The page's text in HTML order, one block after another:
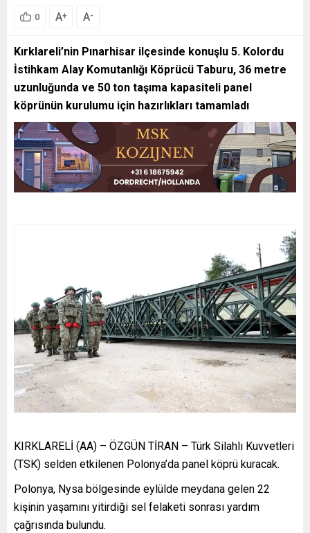
0 A+ A-
Kırklareli’nin Pınarhisar ilçesinde konuşlu 5. Kolordu
İstihkam Alay Komutanlığı Köprücü Taburu, 36 metre
uzunluğunda ve 50 ton taşıma kapasiteli panel
köprünün kurulumu için hazırlıkları tamamladı
KIRKLARELİ (AA) – ÖZGÜN TİRAN – Türk Silahlı Kuvvetleri
(TSK) selden etkilenen Polonya’da panel köprü kuracak.
Polonya, Nysa bölgesinde eylülde meydana gelen 22
kişinin yaşamını yitirdiği sel felaketi sonrası yardım
çağrısında bulundu.